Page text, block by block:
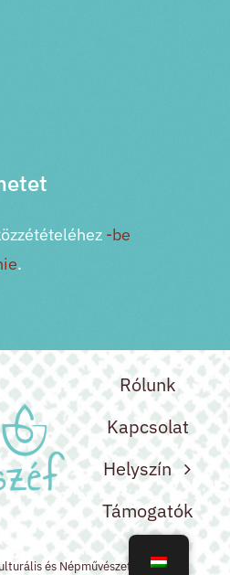
-be
.
Rólunk
Kapcsolat
Helyszín
Támogatók
és Népművészeti Egyesület